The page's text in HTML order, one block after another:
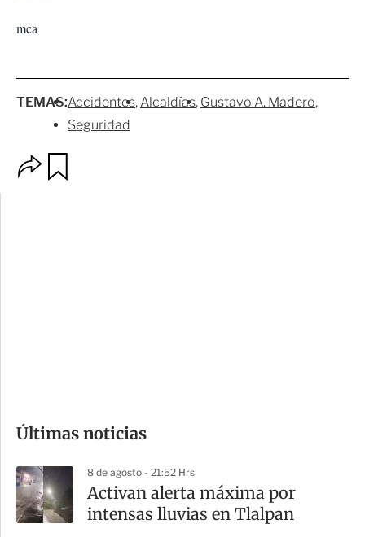
mca
TEMAS:Accidentes Alcaldías Gustavo A. Madero
Seguridad
m
a
r
t
Últimas noticias
8 de agosto - 21:52 Hrs
Activan alerta máxima por
intensas lluvias en Tlalpan